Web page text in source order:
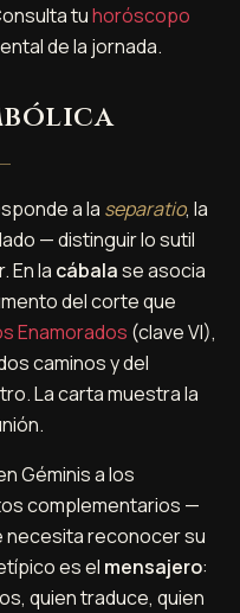
tuhoróscopo
de la jornada.
a la separatio, la
— distinguir lo sutil
En la cábalase asocia
del corte que
Enamorados (clave VI),
caminos y del
La carta muestra la
Géminis a los
complementarios —
necesita reconocer su
es el mensajero:
quien traduce, quien